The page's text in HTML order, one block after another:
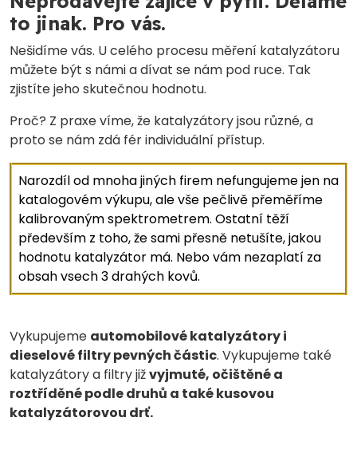
to jinak. Pro vás.
Nešidíme vás. U celého procesu měření katalyzátoru
můžete být s námi a dívat se nám pod ruce. Tak
zjistíte jeho skutečnou hodnotu.
Proč? Z praxe víme, že katalyzátory jsou různé, a
proto se nám zdá fér individuální přístup.
Narozdíl od mnoha jiných firem nefungujeme jen na
katalogovém výkupu, ale vše pečlivě přeměříme
kalibrovaným spektrometrem. Ostatní těží
především z toho, že sami přesně netušíte, jakou
hodnotu katalyzátor má. Nebo vám nezaplatí za
obsah vsech 3 drahých kovů.
Vykupujeme automobilové katalyzátory i
dieselové filtry pevných částic. Vykupujeme také
katalyzátory a filtry jižvyjmuté, očištěné a
roztříděné podle druhů a také kusovou
katalyzátorovou drť.